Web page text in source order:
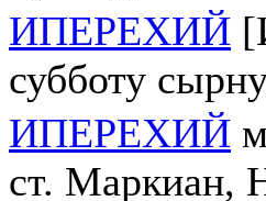
ИПЕРЕХИЙ
субботу
ИПЕРЕХИЙ
ст. Маркиан,